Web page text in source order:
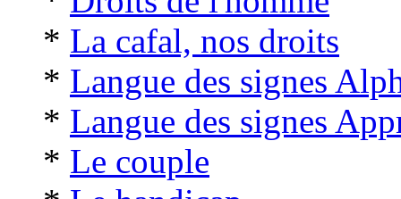
* La cafal, nos droits
* Langue des signes
* Langue des signes
* Le couple